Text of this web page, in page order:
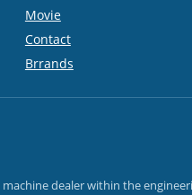
Movie
Contact
Brrands
dealer within the